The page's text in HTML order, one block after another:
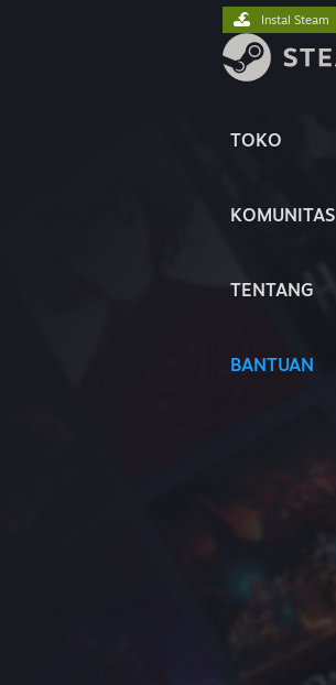
TOKO
KOMUNITAS
TENTANG
BANTUAN
Instal Steam